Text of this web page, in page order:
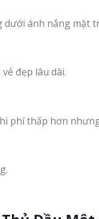
dưới ánh nắng mặt
đẹp lâu dài.
phí thấp hơn